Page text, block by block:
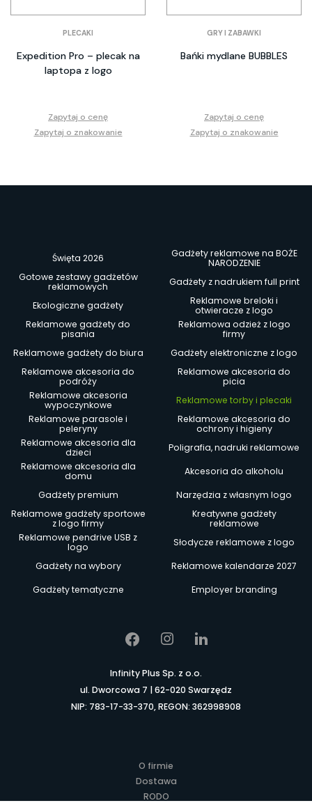
PLECAKI
Expedition Pro – plecak na
laptopa z logo
Zapytaj o cenę
Zapytaj o znakowanie
GRY I ZABAWKI
Bańki mydlane BUBBLES
Zapytaj o cenę
Zapytaj o znakowanie
Święta 2026
Gadżety reklamowe na BOŻE
NARODZENIE
Gotowe zestawy gadżetów
reklamowych
Gadżety z nadrukiem full print
Ekologiczne gadżety
Reklamowe breloki i
otwieracze z logo
Reklamowe gadżety do
pisania
Reklamowa odzież z logo
firmy
Reklamowe gadżety do biura
Gadżety elektroniczne z logo
Reklamowe akcesoria do
podróży
Reklamowe akcesoria do
picia
Reklamowe akcesoria
wypoczynkowe
Reklamowe torby i plecaki
Reklamowe parasole i
peleryny
Reklamowe akcesoria do
ochrony i higieny
Reklamowe akcesoria dla
dzieci
Poligrafia, nadruki reklamowe
Reklamowe akcesoria dla
domu
Akcesoria do alkoholu
Gadżety premium
Narzędzia z własnym logo
Reklamowe gadżety sportowe
z logo firmy
Kreatywne gadżety
reklamowe
Reklamowe pendrive USB z
logo
Słodycze reklamowe z logo
Gadżety na wybory
Reklamowe kalendarze 2027
Gadżety tematyczne
Employer branding
Infinity Plus Sp. z o.o.
ul. Dworcowa 7 | 62-020 Swarzędz
NIP: 783-17-33-370, REGON: 362998908
O firmie
Dostawa
RODO